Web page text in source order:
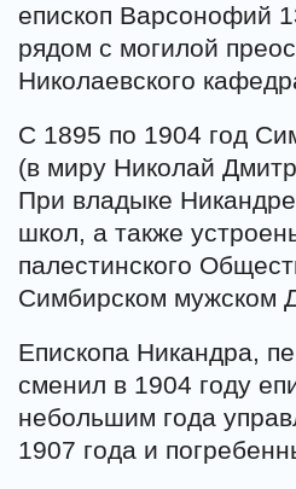
епископ Варсонофий
рядом с могилой
Николаевского
С 1895 по 1904 год
(в миру Николай
При владыке
школ, а также
палестинского
Симбирском мужском
Епископа Никандра,
сменил в 1904 году
небольшим года
1907 года и